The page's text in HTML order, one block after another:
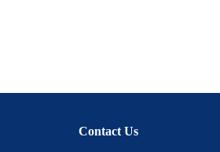
Contact Us